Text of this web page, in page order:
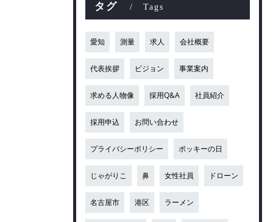
タグ Tags
愛知 測量 求人 会社概要
代表挨拶 ビジョン 事業案内
求める人物像 採用Q&A 社員紹介
採用申込 お問い合わせ
プライバシーポリシー ポッキーの日
じゃがりこ 鼻 女性社員 ドローン
名古屋市 港区 ラーメン